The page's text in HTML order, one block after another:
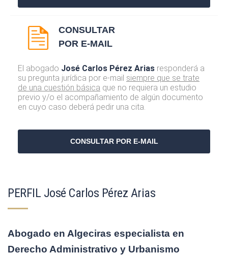
CONSULTAR
POR E-MAIL
El abogado José Carlos Pérez Arias responderá a
su pregunta jurídica por e-mail siempre que se trate
de una cuestión básica que no requiera un estudio
previo y/o el acompañamiento de algún documento
en cuyo caso deberá pedir una cita.
CONSULTAR POR E-MAIL
PERFIL José Carlos Pérez Arias
Abogado en Algeciras especialista en
Derecho Administrativo y Urbanismo